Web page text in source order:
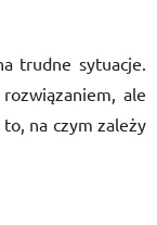
trudne sytuacje.
ale
na czym zależy